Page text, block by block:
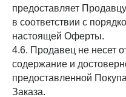
предоставляет
в соответствии с
настоящей Оферты.
4.6. Продавец не несет
содержание и
предоставленной
Заказа.